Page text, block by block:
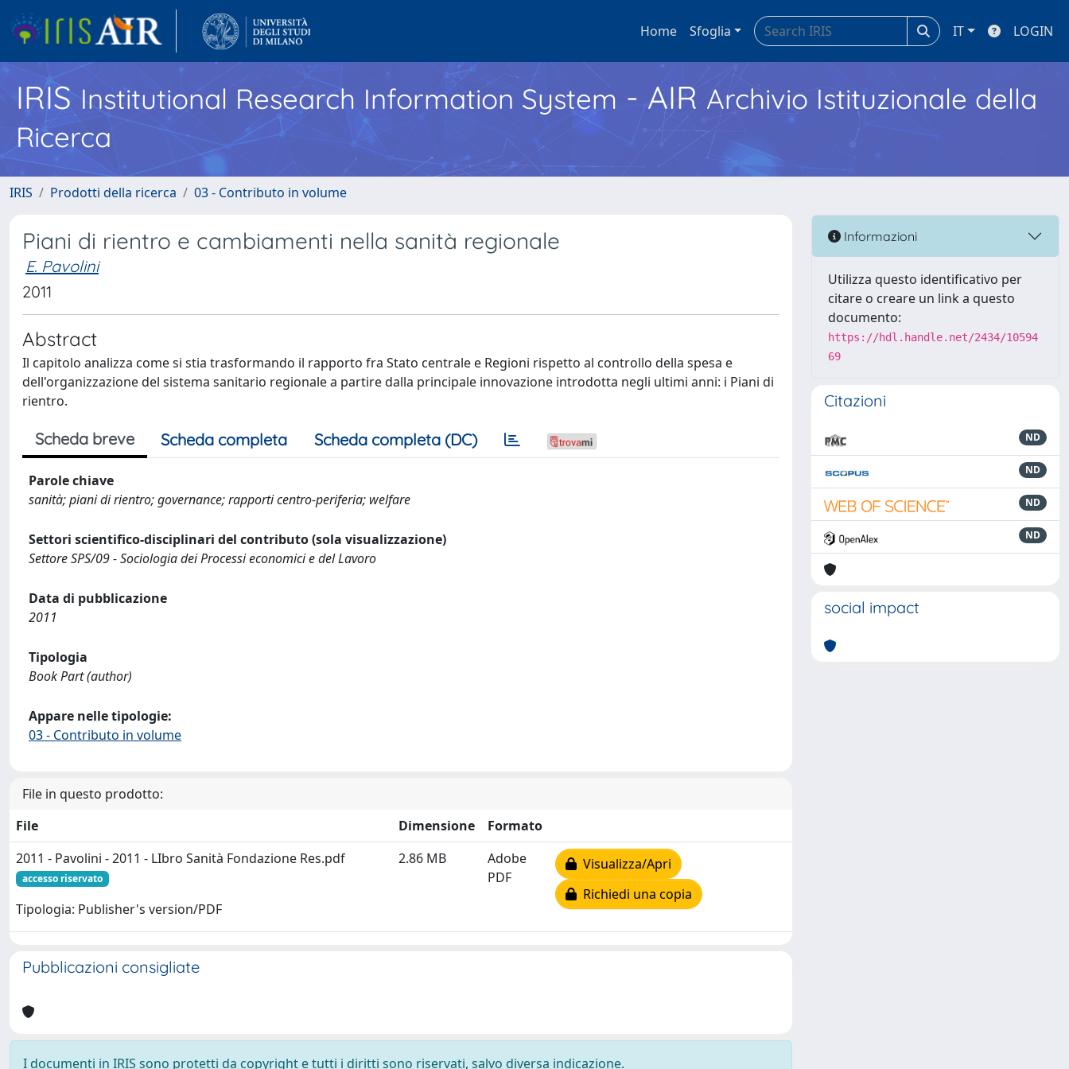
Home Sfoglia IT LOGIN
IRISInstitutional Research Information System - AIR Archivio Istituzionale della
Ricerca
IRIS Prodotti della ricerca 03 - Contributo in volume
Piani di rientro e cambiamenti nella sanità regionale
E. Pavolini
2011
Abstract
Il capitolo analizza come si stia trasformando il rapporto fra Stato centrale e Regioni rispetto al controllo della spesa e
dell'organizzazione del sistema sanitario regionale a partire dalla principale innovazione introdotta negli ultimi anni: i Piani di
rientro.
Scheda breve Scheda completa Scheda completa (DC)
Parole chiave
sanità; piani di rientro; governance; rapporti centro-periferia; welfare
Settori scientifico-disciplinari del contributo (sola visualizzazione)
Settore SPS/09 - Sociologia dei Processi economici e del Lavoro
Data di pubblicazione
2011
Tipologia
Book Part (author)
Appare nelle tipologie:
03 - Contributo in volume
File in questo prodotto:
File
Dimensione
Formato
2011 - Pavolini - 2011 - LIbro Sanità Fondazione Res.pdf
accesso riservato
Tipologia: Publisher's version/PDF
2.86 MB
Adobe
PDF
Visualizza/Apri
Richiedi una copia
Pubblicazioni consigliate
I documenti in IRIS sono protetti da copyright e tutti i diritti sono riservati, salvo diversa indicazione.
Informazioni
Utilizza questo identificativo per
citare o creare un link a questo
documento:
https://hdl.handle.net/2434/10594
69
Citazioni
ND
ND
ND
ND
social impact